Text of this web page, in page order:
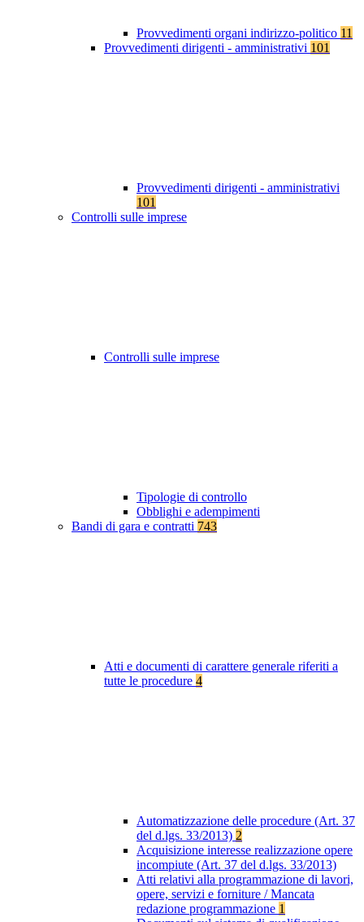
Provvedimenti organi indirizzo-politico 11
Provvedimenti dirigenti - amministrativi 101
Provvedimenti dirigenti - amministrativi
101
Controlli sulle imprese
Controlli sulle imprese
Tipologie di controllo
Obblighi e adempimenti
Bandi di gara e contratti 743
Atti e documenti di carattere generale riferiti a
tutte le procedure 4
Automatizzazione delle procedure (Art. 37
del d.lgs. 33/2013) 2
Acquisizione interesse realizzazione opere
incompiute (Art. 37 del d.lgs. 33/2013)
Atti relativi alla programmazione di lavori,
opere, servizi e forniture / Mancata
redazione programmazione 1